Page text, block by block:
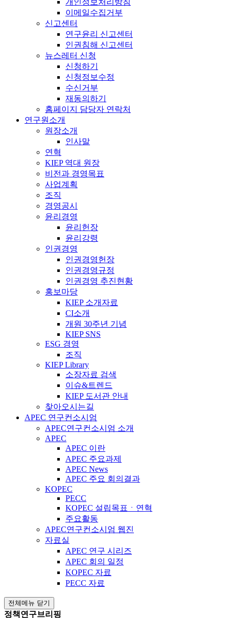
이메일수집거부
신고센터
연구윤리 신고센터
인권침해 신고센터
뉴스레터 신청
신청하기
신청정보수정
수신거부
재동의하기
홈페이지 담당자 연락처
연구원소개
원장소개
인사말
연혁
KIEP 역대 원장
비전과 경영목표
사업계획
조직
경영공시
윤리경영
윤리헌장
윤리강령
인권경영
인권경영헌장
인권경영규정
인권경영 추진현황
홍보마당
KIEP 소개자료
CI소개
개원 30주년 기념
KIEP SNS
ESG 경영
조직
KIEP Library
소장자료 검색
이슈&트렌드
KIEP 도서관 안내
찾아오시는길
APEC 연구컨소시엄
APEC연구컨소시엄 소개
APEC
APEC 이란
APEC 주요과제
APEC News
APEC 주요 회의결과
KOPEC
PECC
KOPEC 설립목표ㆍ연혁
주요활동
APEC연구컨소시엄 웹진
자료실
APEC 연구 시리즈
APEC 회의 일정
KOPEC 자료
PECC 자료
전체메뉴 닫기
정책연구브리핑